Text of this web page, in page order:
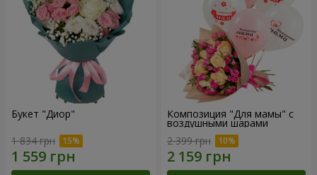
Букет "Диор"
1 834 грн
Композиция "Для мамы" с
воздушными шарами
2 399 грн